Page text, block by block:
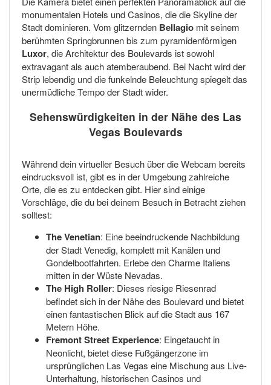
monumentalen Hotels und Casinos, die die Skyline der
Stadt dominieren. Vom glitzernden Bellagio mit seinem
berühmten Springbrunnen bis zum pyramidenförmigen
Luxor, die Architektur des Boulevards ist sowohl
extravagant als auch atemberaubend. Bei Nacht wird der
Strip lebendig und die funkelnde Beleuchtung spiegelt das
unermüdliche Tempo der Stadt wider.
Sehenswürdigkeiten in der Nähe des Las
Vegas Boulevards
Während dein virtueller Besuch über die Webcam bereits
eindrucksvoll ist, gibt es in der Umgebung zahlreiche
Orte, die es zu entdecken gibt. Hier sind einige
Vorschläge, die du bei deinem Besuch in Betracht ziehen
solltest:
The Venetian: Eine beeindruckende Nachbildung
der Stadt Venedig, komplett mit Kanälen und
Gondelbootfahrten. Erlebe den Charme Italiens
mitten in der Wüste Nevadas.
The High Roller: Dieses riesige Riesenrad
befindet sich in der Nähe des Boulevard und bietet
einen fantastischen Blick auf die Stadt aus 167
Metern Höhe.
Fremont Street Experience: Eingetaucht in
Neonlicht, bietet diese Fußgängerzone im
ursprünglichen Las Vegas eine Mischung aus Live-
Unterhaltung, historischen Casinos und